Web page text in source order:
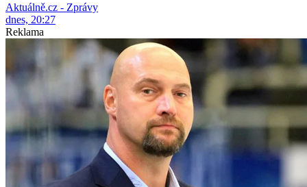
Aktuálně.cz - Zprávy
dnes, 20:27
Reklama